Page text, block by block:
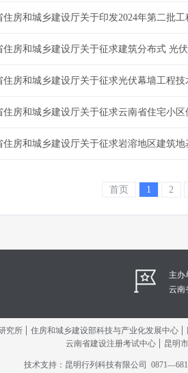
住房和城乡建设厅关于印发2024年第二批
住房和城乡建设厅关于征求建筑分布式 光
住房和城乡建设厅关于征求光伏幕墙工程
住房和城乡建设厅关于征求云南省住宅小
住房和城乡建设厅关于征求岩溶地区建筑
首页 1 2
主办
云南
究所 | 住房和城乡建设部科技与产业化发展中心 |
云南省建设注册考试中心| 昆明
技术支持：昆明行列科技有限公司